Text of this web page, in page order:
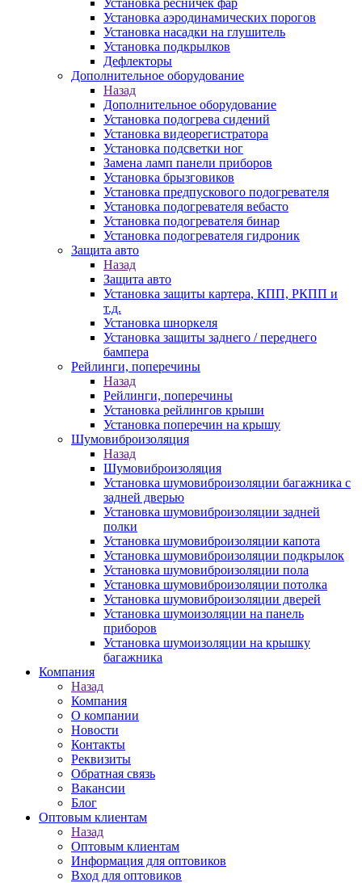
Установка ресничек фар
Установка аэродинамических порогов
Установка насадки на глушитель
Установка подкрылков
Дефлекторы
Дополнительное оборудование
Назад
Дополнительное оборудование
Установка подогрева сидений
Установка видеорегистратора
Установка подсветки ног
Замена ламп панели приборов
Установка брызговиков
Установка предпускового подогревателя
Установка подогревателя вебасто
Установка подогревателя бинар
Установка подогревателя гидроник
Защита авто
Назад
Защита авто
Установка защиты картера, КПП, РКПП и
т.д.
Установка шноркеля
Установка защиты заднего / переднего
бампера
Рейлинги, поперечины
Назад
Рейлинги, поперечины
Установка рейлингов крыши
Установка поперечин на крышу
Шумовиброизоляция
Назад
Шумовиброизоляция
Установка шумовиброизоляции багажника с
задней дверью
Установка шумовиброизоляции задней
полки
Установка шумовиброизоляции капота
Установка шумовиброизоляции подкрылок
Установка шумовиброизоляции пола
Установка шумовиброизоляции потолка
Установка шумовиброизоляции дверей
Установка шумоизоляции на панель
приборов
Установка шумоизоляции на крышку
багажника
Компания
Назад
Компания
О компании
Новости
Контакты
Реквизиты
Обратная связь
Вакансии
Блог
Оптовым клиентам
Назад
Оптовым клиентам
Информация для оптовиков
Вход для оптовиков